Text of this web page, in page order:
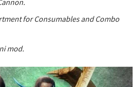
for Consumables and Combo
mod.